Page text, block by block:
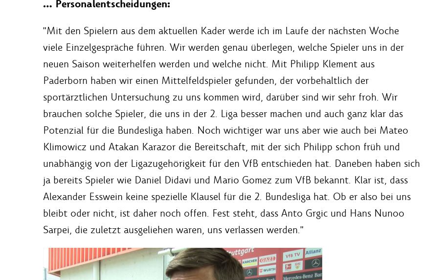
… Personalentscheidungen:
"Mit den Spielern aus dem aktuellen Kader werde ich im Laufe der nächsten Woche
viele Einzelgespräche führen. Wir werden genau überlegen, welche Spieler uns in der
neuen Saison weiterhelfen werden und welche nicht. Mit Philipp Klement aus
Paderborn haben wir einen Mittelfeldspieler gefunden, der vorbehaltlich der
sportärztlichen Untersuchung zu uns kommen wird, darüber sind wir sehr froh. Wir
brauchen solche Spieler, die uns in der 2. Liga besser machen und auch ganz klar das
Potenzial für die Bundesliga haben. Noch wichtiger war uns aber wie auch bei Mateo
Klimowicz und Atakan Karazor die Bereitschaft, mit der sich Philipp schon früh und
unabhängig von der Ligazugehörigkeit für den VfB entschieden hat. Daneben haben sich
ja bereits Spieler wie Daniel Didavi und Mario Gomez zum VfB bekannt. Klar ist, dass
Alexander Esswein keine spezielle Klausel für die 2. Bundesliga hat. Ob er also bei uns
bleibt oder nicht, ist daher noch offen. Fest steht, dass Anto Grgic und Hans Nunoo
Sarpei, die zuletzt ausgeliehen waren, uns verlassen werden."